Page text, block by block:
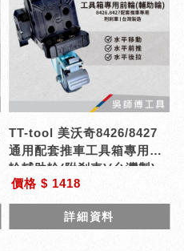
TT-tool 美沃奇8426/8427
通用配套推車工具箱專用前
輪輔助輪(附剎車)(台灣製)
價格 $ 1418
詳細資料